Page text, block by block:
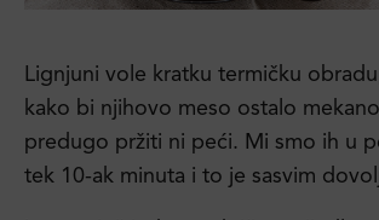
Lignjuni vole kratku termičku
kako bi njihovo meso ostalo
predugo pržiti ni peći. Mi smo ih u
tek 10-ak minuta i to je sasvim